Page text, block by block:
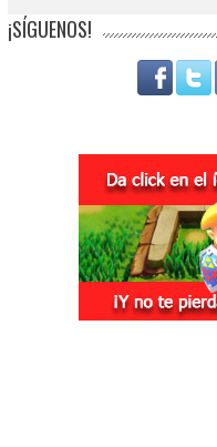
¡SÍGUENOS!